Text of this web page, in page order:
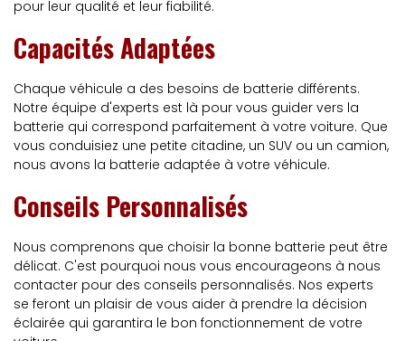
pour leur qualité et leur fiabilité.
Capacités Adaptées
Chaque véhicule a des besoins de batterie différents.
Notre équipe d'experts est là pour vous guider vers la
batterie qui correspond parfaitement à votre voiture. Que
vous conduisiez une petite citadine, un SUV ou un camion,
nous avons la batterie adaptée à votre véhicule.
Conseils Personnalisés
Nous comprenons que choisir la bonne batterie peut être
délicat. C'est pourquoi nous vous encourageons à nous
contacter pour des conseils personnalisés. Nos experts
se feront un plaisir de vous aider à prendre la décision
éclairée qui garantira le bon fonctionnement de votre